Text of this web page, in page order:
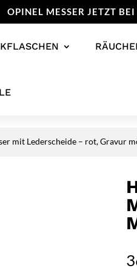
OPINEL MESSER JETZT
mit Lederscheide – rot, Gravur